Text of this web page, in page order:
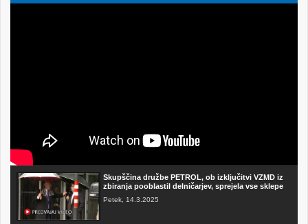
Skupščina družbe PETROL, ob izključitvi VZMD iz
zbiranja pooblastil delničarjev, sprejela vse sklepe
Petek, 14.3.2025